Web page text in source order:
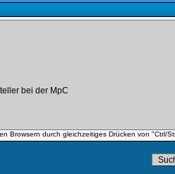
Browsern durch gleichzeitiges Drücken von "Ctrl/